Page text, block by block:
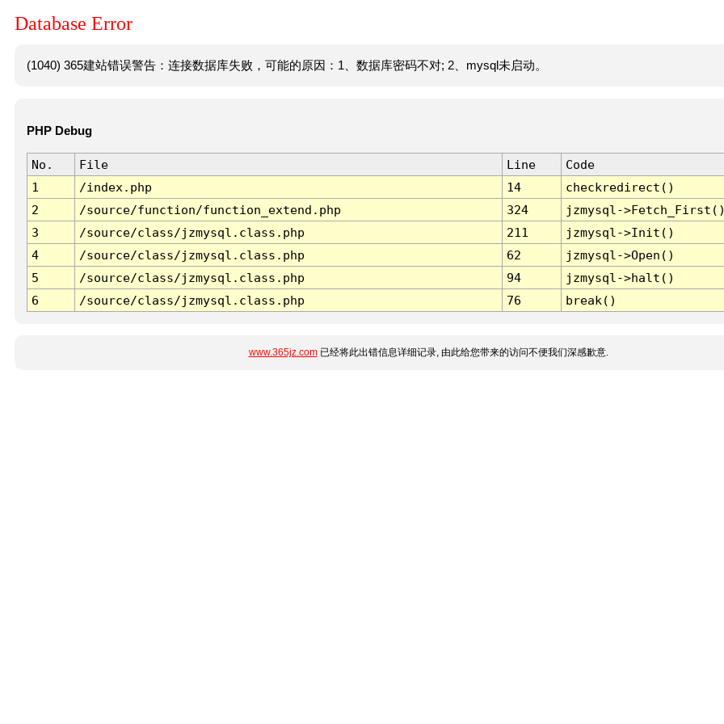
Database Error
(1040) 365建站错误警告：连接数据库失败，可能的原因：1、数据库密码不对; 2、mysql未启动。
PHP Debug
No. File Line
Code
1
/index.php 14
checkredirect()
2
/source/function/function_extend.php 324
jzmysql-
3
/source/class/jzmysql.class.php 211
jzmysql->Init()
4
/source/class/jzmysql.class.php 62
jzmysql->Open()
5
/source/class/jzmysql.class.php 94
jzmysql->halt()
6
/source/class/jzmysql.class.php 76 break()
www.365jz.com已经将此出错信息详细记录, 由此给您带来的访问不便我们深感歉意.